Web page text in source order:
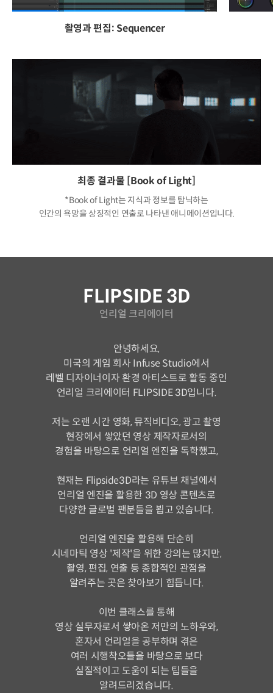
촬영과 편집: Sequencer
최종 결과물 [Book of Light]
*Book of Light는 지식과 정보를 탐닉하는
인간의 욕망을 상징적인 연출로 나타낸 애니메이션입니다.
FLIPSIDE 3D
언리얼 크리에이터
안녕하세요,
미국의 게임 회사 Infuse Studio에서
레벨 디자이너이자 환경 아티스트로 활동 중인
언리얼 크리에이터 FLIPSIDE 3D입니다.
저는 오랜 시간 영화, 뮤직비디오, 광고 촬영
현장에서 쌓았던 영상 제작자로서의
경험을 바탕으로 언리얼 엔진을 독학했고,
현재는 Flipside3D라는 유튜브 채널에서
언리얼 엔진을 활용한 3D 영상 콘텐츠로
다양한 글로벌 팬분들을 뵙고 있습니다.
언리얼 엔진을 활용해 단순히
시네마틱 영상 '제작'을 위한 강의는 많지만,
촬영, 편집, 연출 등 종합적인 관점을
알려주는 곳은 찾아보기 힘듭니다.
이번 클래스를 통해
영상 실무자로서 쌓아온 저만의 노하우와,
혼자서 언리얼을 공부하며 겪은
여러 시행착오들을 바탕으로 보다
실질적이고 도움이 되는 팁들을
알려드리겠습니다.